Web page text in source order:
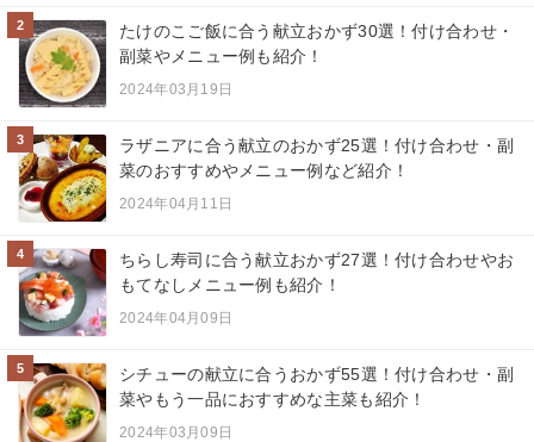
2
たけのこご飯に合う献立おかず30選！付け合わせ・
副菜やメニュー例も紹介！
2024年03月19日
3
ラザニアに合う献立のおかず25選！付け合わせ・副
菜のおすすめやメニュー例など紹介！
2024年04月11日
4
ちらし寿司に合う献立おかず27選！付け合わせやお
もてなしメニュー例も紹介！
2024年04月09日
5
シチューの献立に合うおかず55選！付け合わせ・副
菜やもう一品におすすめな主菜も紹介！
2024年03月09日